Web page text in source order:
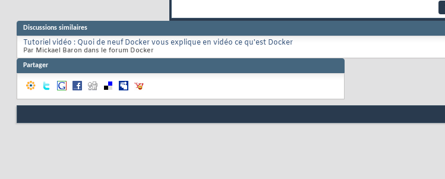
Discussions similaires
Tutoriel vidéo : Quoi de neuf Docker vous explique en vidéo ce qu'est Docker
Par Mickael Baron dans le forum Docker
Partager